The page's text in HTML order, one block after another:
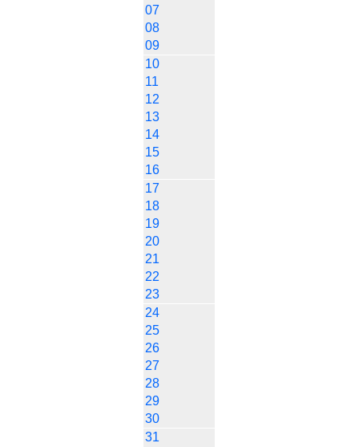
07
08
09
10
11
12
13
14
15
16
17
18
19
20
21
22
23
24
25
26
27
28
29
30
31